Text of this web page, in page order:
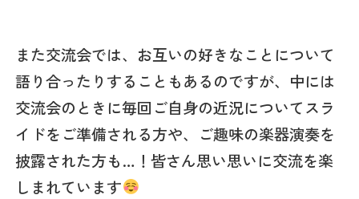
また交流会では、お互いの好きなことについて
語り合ったりすることもあるのですが、中には
交流会のときに毎回ご自身の近況についてスラ
イドをご準備される方や、ご趣味の楽器演奏を
披露された方も…！皆さん思い思いに交流を楽
しまれています